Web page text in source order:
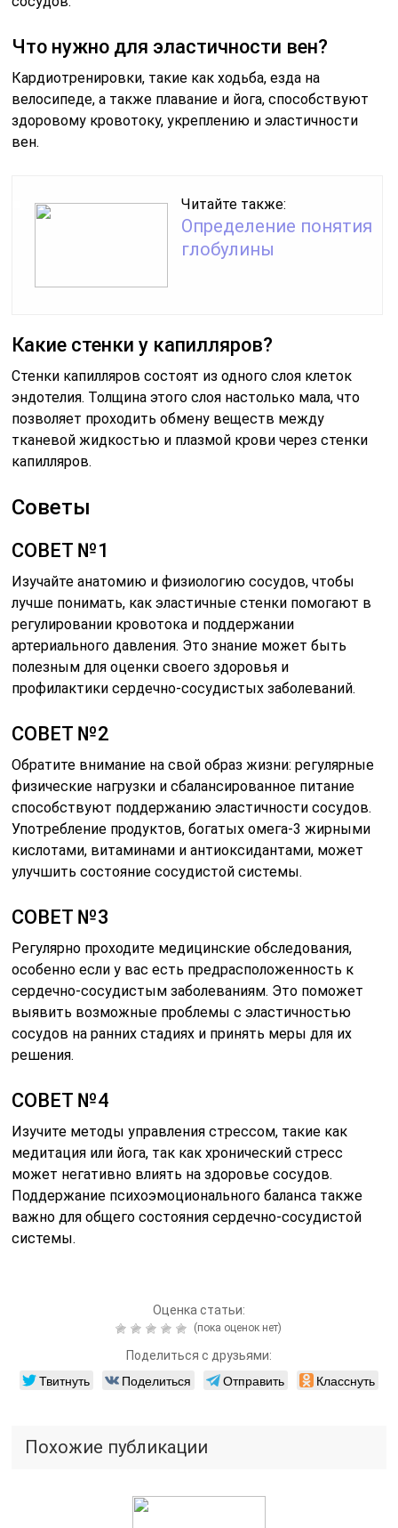
Что нужно для эластичности вен?
Кардиотренировки, такие как ходьба, езда на
велосипеде, а также плавание и йога, способствуют
здоровому кровотоку, укреплению и эластичности
вен.
Читайте также:
Определение понятия
глобулины
Какие стенки у капилляров?
Стенки капилляров состоят из одного слоя клеток
эндотелия. Толщина этого слоя настолько мала, что
позволяет проходить обмену веществ между
тканевой жидкостью и плазмой крови через стенки
капилляров.
Советы
СОВЕТ №1
Изучайте анатомию и физиологию сосудов, чтобы
лучше понимать, как эластичные стенки помогают в
регулировании кровотока и поддержании
артериального давления. Это знание может быть
полезным для оценки своего здоровья и
профилактики сердечно-сосудистых заболеваний.
СОВЕТ №2
Обратите внимание на свой образ жизни: регулярные
физические нагрузки и сбалансированное питание
способствуют поддержанию эластичности сосудов.
Употребление продуктов, богатых омега-3 жирными
кислотами, витаминами и антиоксидантами, может
улучшить состояние сосудистой системы.
СОВЕТ №3
Регулярно проходите медицинские обследования,
особенно если у вас есть предрасположенность к
сердечно-сосудистым заболеваниям. Это поможет
выявить возможные проблемы с эластичностью
сосудов на ранних стадиях и принять меры для их
решения.
СОВЕТ №4
Изучите методы управления стрессом, такие как
медитация или йога, так как хронический стресс
может негативно влиять на здоровье сосудов.
Поддержание психоэмоционального баланса также
важно для общего состояния сердечно-сосудистой
системы.
Оценка статьи:
(пока оценок нет)
Поделиться с друзьями:
Твитнуть Поделиться Отправить Класснуть
Похожие публикации